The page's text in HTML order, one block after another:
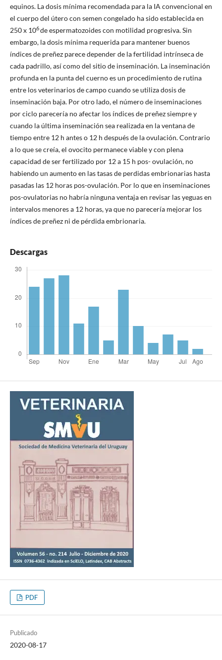
equinos. La dosis mínima recomendada para la IA convencional en
el cuerpo del útero con semen congelado ha sido establecida en
250 x 106de espermatozoides con motilidad progresiva. Sin
embargo, la dosis mínima requerida para mantener buenos
índices de preñez parece depender de la fertilidad intrínseca de
cada padrillo, así como del sitio de inseminación. La inseminación
profunda en la punta del cuerno es un procedimiento de rutina
entre los veterinarios de campo cuando se utiliza dosis de
inseminación baja. Por otro lado, el número de inseminaciones
por ciclo parecería no afectar los índices de preñez siempre y
cuando la última inseminación sea realizada en la ventana de
tiempo entre 12 h antes o 12 h después de la ovulación. Contrario
a lo que se creía, el ovocito permanece viable y con plena
capacidad de ser fertilizado por 12 a 15 h pos- ovulación, no
habiendo un aumento en las tasas de perdidas embrionarias hasta
pasadas las 12 horas pos-ovulación. Por lo que en inseminaciones
pos-ovulatorias no habría ninguna ventaja en revisar las yeguas en
intervalos menores a 12 horas, ya que no parecería mejorar los
índices de preñez ni de pérdida embrionaria.
Descargas
PDF
Publicado
2020-08-17